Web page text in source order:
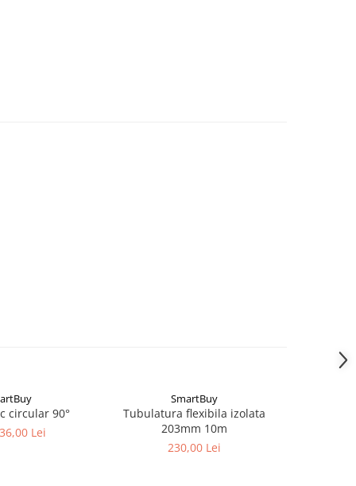
circular 90°
Lei
SmartBuy
Tubulatura flexibila izolata
203mm 10m
230,00 Lei